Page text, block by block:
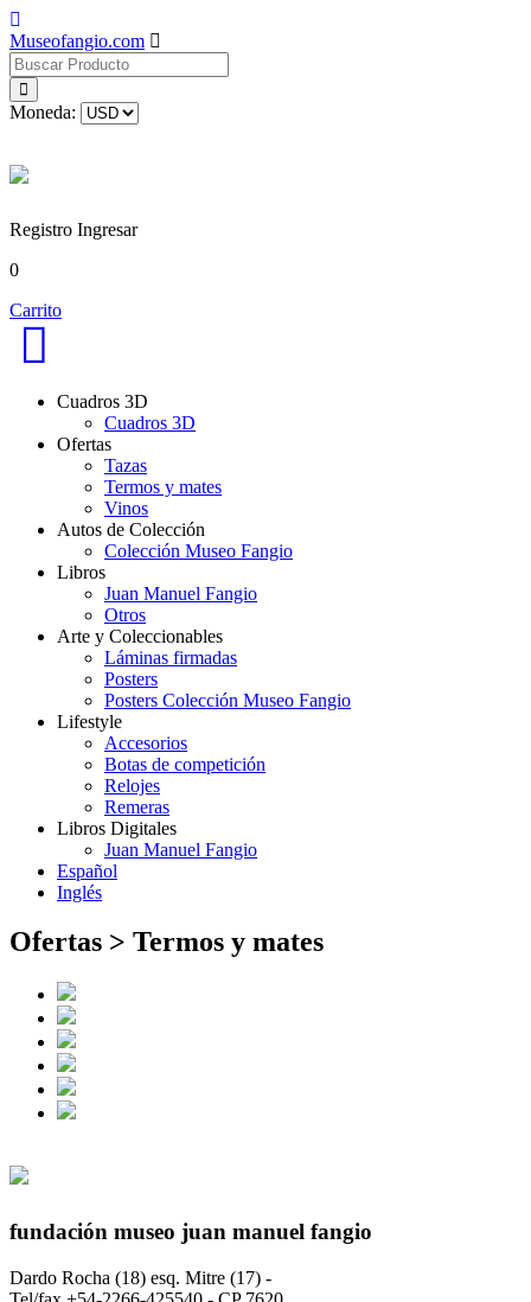
Museofangio.com
Moneda:
Registro Ingresar
0
Carrito
Cuadros 3D
Cuadros 3D
Ofertas
Tazas
Termos y mates
Vinos
Autos de Colección
Colección Museo Fangio
Libros
Juan Manuel Fangio
Otros
Arte y Coleccionables
Láminas firmadas
Posters
Posters Colección Museo Fangio
Lifestyle
Accesorios
Botas de competición
Relojes
Remeras
Libros Digitales
Juan Manuel Fangio
Español
Inglés
Ofertas > Termos y mates
fundación museo juan manuel fangio
Dardo Rocha (18) esq. Mitre (17) -